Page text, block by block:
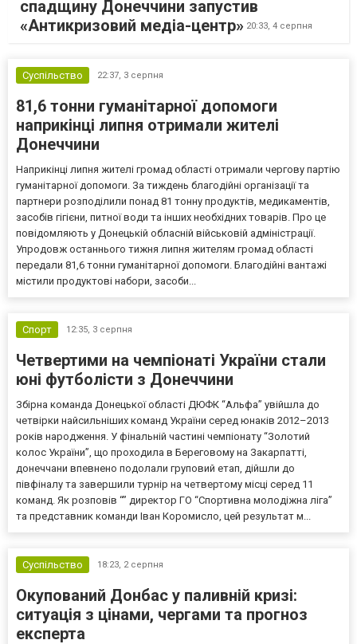
спадщину Донеччини запустив
«Антикризовий медіа-центр» 20:33, 4 серпня
Суспільство 22:37, 3 серпня
81,6 тонни гуманітарної допомоги
наприкінці липня отримали жителі
Донеччини
Наприкінці липня жителі громад області отримали чергову партію
гуманітарної допомоги. За тиждень благодійні організації та
партнери розподілили понад 81 тонну продуктів, медикаментів,
засобів гігієни, питної води та інших необхідних товарів. Про це
повідомляють у Донецькій обласній військовій адміністрації.
Упродовж останнього тижня липня жителям громад області
передали 81,6 тонни гуманітарної допомоги. Благодійні вантажі
містили продуктові набори, засоби...
Спорт 12:35, 3 серпня
Четвертими на чемпіонаті України стали
юні футболісти з Донеччини
Збірна команда Донецької області ДЮФК “Альфа” увійшла до
четвірки найсильніших команд України серед юнаків 2012–2013
років народження. У фінальній частині чемпіонату “Золотий
колос України”, що проходила в Береговому на Закарпатті,
донеччани впевнено подолали груповий етап, дійшли до
півфіналу та завершили турнір на четвертому місці серед 11
команд. Як розповів “” директор ГО “Спортивна молодіжна ліга”
та представник команди Іван Коромисло, цей результат м...
Суспільство 18:23, 2 серпня
Окупований Донбас у паливній кризі:
ситуація з цінами, чергами та прогноз
експерта